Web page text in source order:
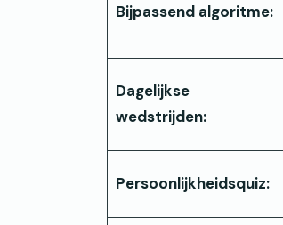
Bijpassend algoritme:
Dagelijkse
wedstrijden:
Persoonlijkheidsquiz: